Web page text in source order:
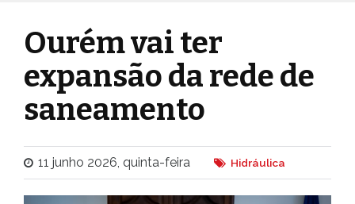
Ourém vai ter
expansão da rede de
saneamento
11 junho 2026, quinta-feira Hidráulica